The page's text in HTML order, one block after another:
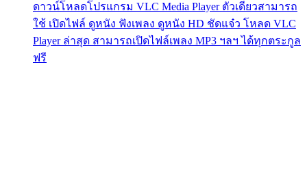
ดาวน์โหลดโปรแกรม VLC Media Player ตัวเดียวสามารถ
ใช้ เปิดไฟล์ ดูหนัง ฟังเพลง ดูหนัง HD ชัดแจ๋ว โหลด VLC
Player ล่าสุด สามารถเปิดไฟล์เพลง MP3 ฯลฯ ได้ทุกตระกูล
ฟรี